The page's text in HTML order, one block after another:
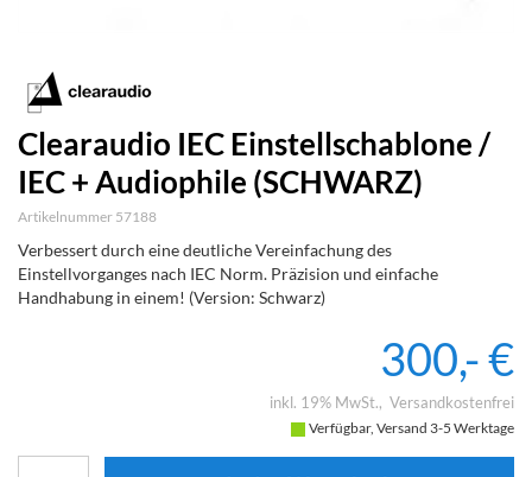
Clearaudio IEC Einstellschablone /
IEC + Audiophile (SCHWARZ)
Artikelnummer 57188
Verbessert durch eine deutliche Vereinfachung des
Einstellvorganges nach IEC Norm. Präzision und einfache
Handhabung in einem! (Version: Schwarz)
300,- €
inkl. 19% MwSt. Versandkostenfrei
Verfügbar, Versand 3-5 Werktage